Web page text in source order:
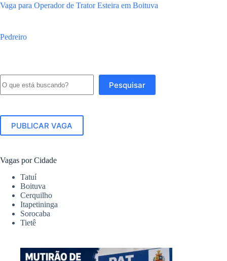
Vaga para Operador de Trator Esteira em Boituva
Pedreiro
Pesquisar
PUBLICAR VAGA
Vagas por Cidade
Tatuí
Boituva
Cerquilho
Itapetininga
Sorocaba
Tietê